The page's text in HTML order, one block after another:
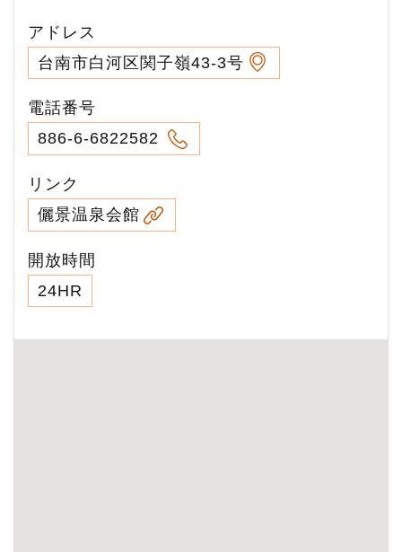
アドレス
台南市白河区関子嶺43-3号
電話番号
886-6-6822582
リンク
儷景温泉会館
開放時間
24HR